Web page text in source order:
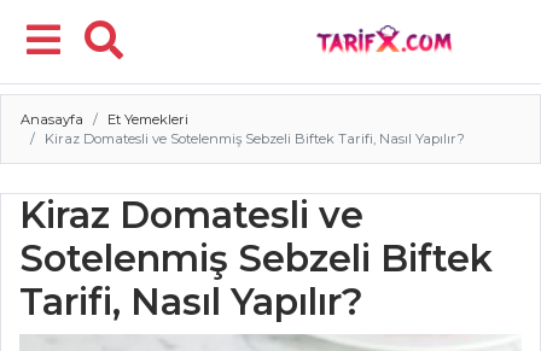
Menü
Anasayfa
Et Yemekleri
Kiraz Domatesli ve Sotelenmiş Sebzeli Biftek Tarifi, Nasıl Yapılır?
Kiraz Domatesli ve
Sotelenmiş Sebzeli Biftek
Tarifi, Nasıl Yapılır?